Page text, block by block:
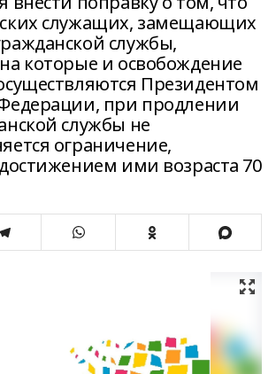
служащих, замещающих
службы,
которые и освобождение
Президентом
при продлении
службы не
ограничение,
ими возраста 70